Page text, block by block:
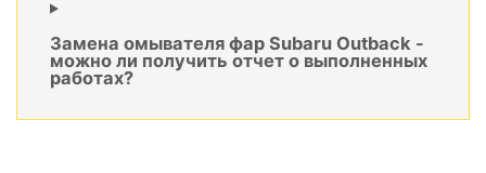
Замена омывателя фар Subaru Outback -
можно ли получить отчет о выполненных
работах?